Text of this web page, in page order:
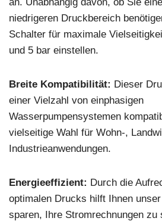
niedrigeren Druckbereich
Schalter für maximale
und 5 bar einstellen.
Breite Kompatibilität: Dieser
einer Vielzahl von einphasigen
Wasserpumpensystemen
vielseitige Wahl für Wohn-,
Industrieanwendungen.
Energieeffizient: Durch die
optimalen Drucks hilft Ihnen
sparen, Ihre Stromrechnungen zu